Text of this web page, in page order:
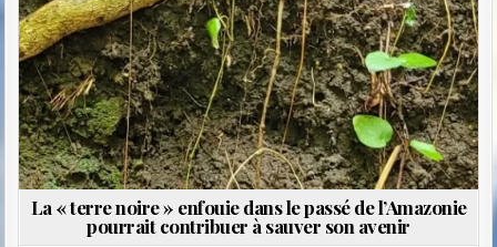
La « terre noire » enfouie dans le passé de l’Amazonie
pourrait contribuer à sauver son avenir